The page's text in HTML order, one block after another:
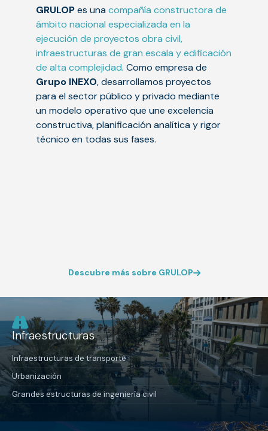
GRULOPes una compañía constructora de
ámbito nacional especializada en la
ejecución de proyectos obra civil,
infraestructuras de gran escala y edificación
de alta complejidad. Como empresa de
Grupo INEXO, desarrollamos proyectos
para el sector público y privado mediante
un modelo operativo que une excelencia
constructiva, planificación analítica y rigor
técnico en todas sus fases.
Descubre más sobre GRULOP
Infraestructuras
Infraestructuras de transporte
Urbanización
Grandes estructuras de ingeniería civil